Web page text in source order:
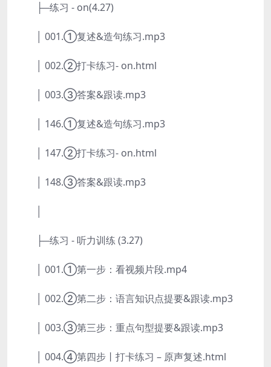
├─练习 - on(4.27)
│ 001.①复述&造句练习.mp3
│ 002.②打卡练习- on.html
│ 003.③答案&跟读.mp3
│ 146.①复述&造句练习.mp3
│ 147.②打卡练习- on.html
│ 148.③答案&跟读.mp3
├─练习 - 听力训练 (3.27)
│ 001.①第一步：看视频片段.mp4
│ 002.②第二步：语言知识点提要&跟读.mp3
│ 003.③第三步：重点句型提要&跟读.mp3
│ 004.④第四步丨打卡练习 – 原声复述.html